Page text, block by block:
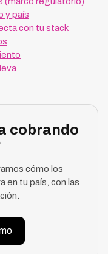
y país
con tu stack
cobrando
cómo los
en tu país, con las